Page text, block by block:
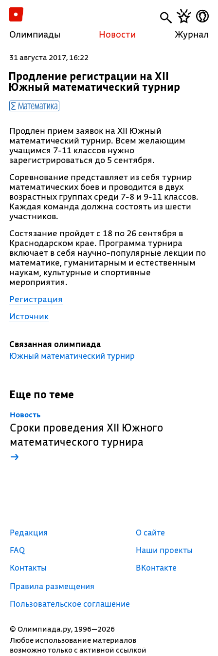
Олимпиады Новости Журнал
31 августа 2017, 16:22
Продление регистрации на XII
Южный математический турнир
Математика
Продлен прием заявок на XII Южный
математический турнир. Всем желающим
учащимся 7-11 классов нужно
зарегистрироваться до 5 сентября.
Соревнование представляет из себя турнир
математических боев и проводится в двух
возрастных группах среди 7-8 и 9-11 классов.
Каждая команда должна состоять из шести
участников.
Состязание пройдет с 18 по 26 сентября в
Краснодарском крае. Программа турнира
включает в себя научно-популярные лекции по
математике, гуманитарным и естественным
наукам, культурные и спортивные
мероприятия.
Регистрация
Источник
Связанная олимпиада
Южный математический турнир
Еще по теме
Новость
Сроки проведения XII Южного
математического турнира
→
© Олимпиада.ру, 1996—2026
Любое использование материалов
возможно только с активной ссылкой
Редакция
FAQ
Контакты
Правила размещения
Пользовательское соглашение
О сайте
Наши проекты
ВКонтакте